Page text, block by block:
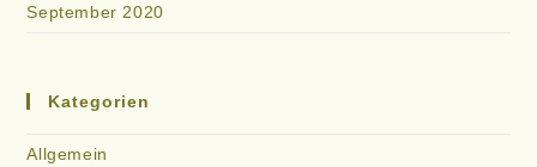
September 2020
Kategorien
Allgemein